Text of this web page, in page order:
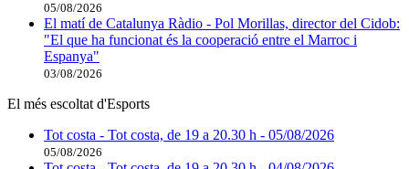
05/08/2026
El matí de Catalunya Ràdio - Pol Morillas, director del Cidob:
"El que ha funcionat és la cooperació entre el Marroc i
Espanya"
03/08/2026
El més escoltat d'Esports
Tot costa - Tot costa, de 19 a 20.30 h - 05/08/2026
05/08/2026